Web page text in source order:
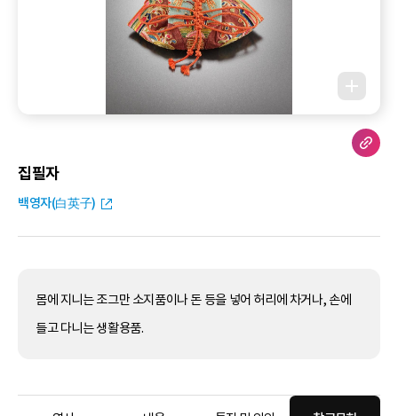
집필자
백영자(白英子)
몸에 지니는 조그만 소지품이나 돈 등을 넣어 허리에 차거나, 손에
들고 다니는 생활용품.